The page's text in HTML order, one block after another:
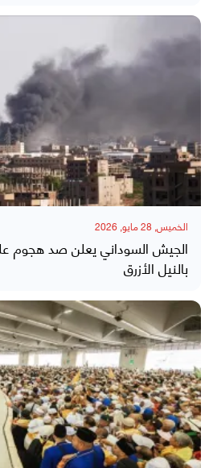
الخميس, 28 مايو, 2026
الجيش السوداني يعلن صد هجوم
بالنيل الأزرق